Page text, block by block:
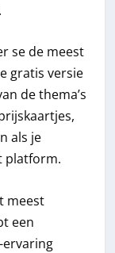
se de meest
gratis versie
de thema’s
als je
platform.
meest
een
ervaring